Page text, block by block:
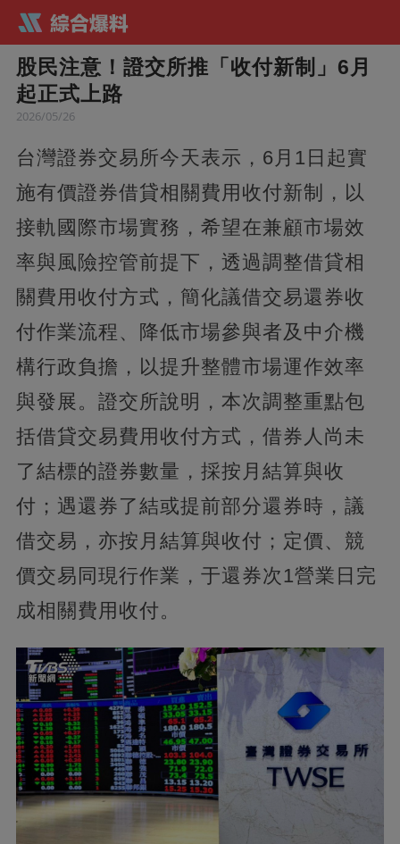
股民注意！證交所推「收付新制」6月
起正式上路
2026/05/26
台灣證券交易所今天表示，6月1日起實
施有價證券借貸相關費用收付新制，以
接軌國際市場實務，希望在兼顧市場效
率與風險控管前提下，透過調整借貸相
關費用收付方式，簡化議借交易還券收
付作業流程、降低市場參與者及中介機
構行政負擔，以提升整體市場運作效率
與發展。證交所說明，本次調整重點包
括借貸交易費用收付方式，借券人尚未
了結標的證券數量，採按月結算與收
付；遇還券了結或提前部分還券時，議
借交易，亦按月結算與收付；定價、競
價交易同現行作業，于還券次1營業日完
成相關費用收付。